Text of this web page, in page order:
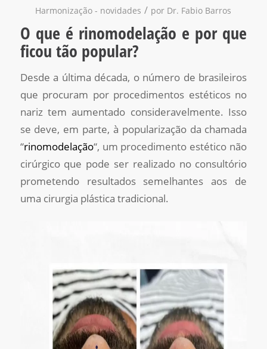
Harmonização - novidades / por Dr. Fabio Barros
O que é rinomodelação e por que
ficou tão popular?
Desde a última década, o número de brasileiros
que procuram por procedimentos estéticos no
nariz tem aumentado consideravelmente. Isso
se deve, em parte, à popularização da chamada
“rinomodelação“, um procedimento estético não
cirúrgico que pode ser realizado no consultório
prometendo resultados semelhantes aos de
uma cirurgia plástica tradicional.